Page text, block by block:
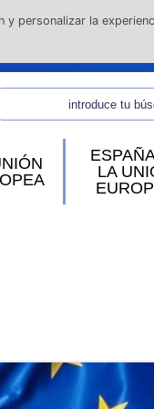
personalizar la
LA
la Unión Europea
de España en